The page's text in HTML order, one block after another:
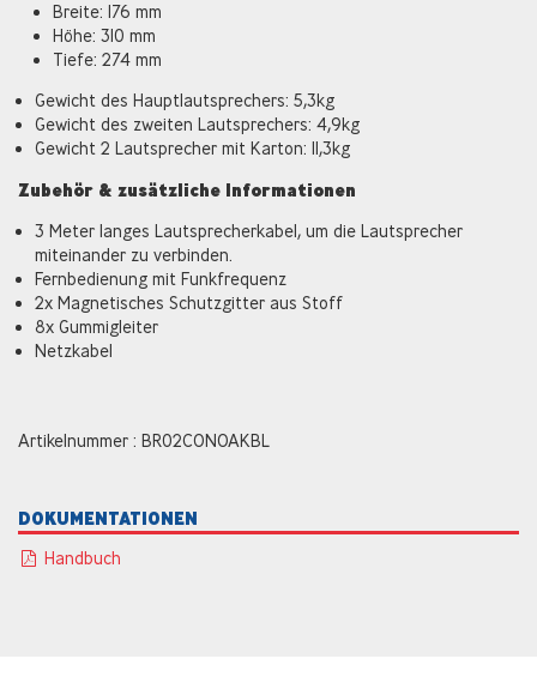
Breite: 176 mm
Höhe: 310 mm
Tiefe: 274 mm
Gewicht des Hauptlautsprechers: 5,3kg
Gewicht des zweiten Lautsprechers: 4,9kg
Gewicht 2 Lautsprecher mit Karton: 11,3kg
Zubehör & zusätzliche Informationen
3 Meter langes Lautsprecherkabel, um die Lautsprecher
miteinander zu verbinden.
Fernbedienung mit Funkfrequenz
2x Magnetisches Schutzgitter aus Stoff
8x Gummigleiter
Netzkabel
Artikelnummer : BR02CONOAKBL
DOKUMENTATIONEN
Handbuch